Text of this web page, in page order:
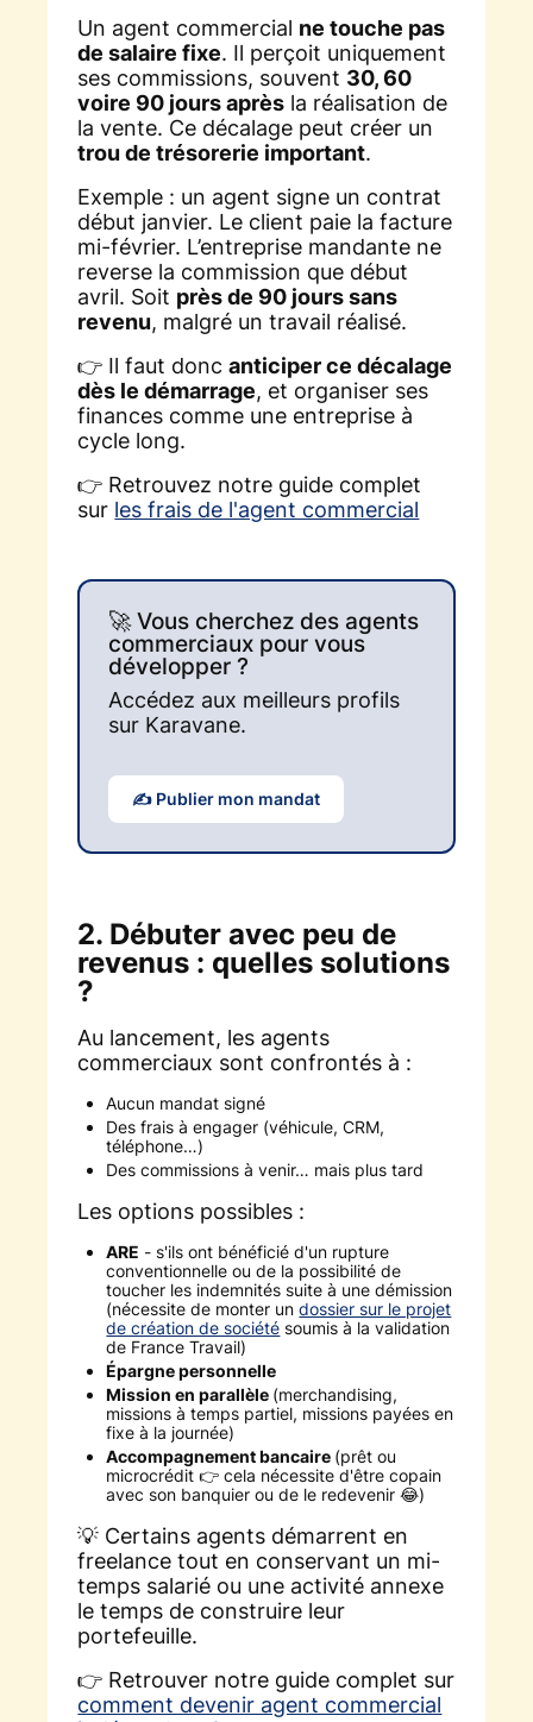
Un agent commercial ne touche pas
de salaire fixe. Il perçoit uniquement
ses commissions, souvent 30, 60
voire 90 jours après la réalisation de
la vente. Ce décalage peut créer un
trou de trésorerie important.
Exemple : un agent signe un contrat
début janvier. Le client paie la facture
mi-février. L’entreprise mandante ne
reverse la commission que début
avril. Soit près de 90 jours sans
revenu, malgré un travail réalisé.
👉 Il faut doncanticiper ce décalage
dès le démarrage, et organiser ses
finances comme une entreprise à
cycle long.
👉 Retrouvez notre guide complet
sur les frais de l'agent commercial
🚀 Vous cherchez des agents
commerciaux pour vous
développer ?
Accédez aux meilleurs profils
sur Karavane.
✍️ Publier mon mandat
2. Débuter avec peu de
revenus : quelles solutions
?
Au lancement, les agents
commerciaux sont confrontés à :
Aucun mandat signé
Des frais à engager (véhicule, CRM,
téléphone…)
Des commissions à venir… mais plus tard
Les options possibles :
ARE - s'ils ont bénéficié d'un rupture
conventionnelle ou de la possibilité de
toucher les indemnités suite à une démission
(nécessite de monter undossier sur le projet
de création de société soumis à la validation
de France Travail)
Épargne personnelle
Mission en parallèle (merchandising,
missions à temps partiel, missions payées en
fixe à la journée)
Accompagnement bancaire (prêt ou
microcrédit 👉 cela nécessite d'être copain
avec son banquier ou de le redevenir 😂)
💡 Certains agents démarrent en
freelance tout en conservant un mi-
temps salarié ou une activité annexe
le temps de construire leur
portefeuille.
👉 Retrouver notre guide complet sur
comment devenir agent commercial